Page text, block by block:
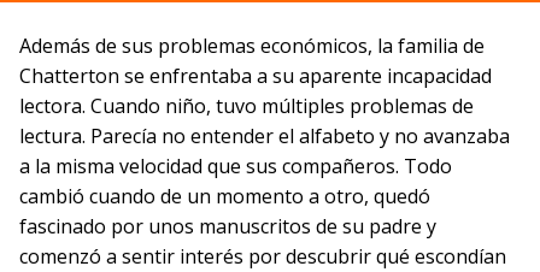
Además de sus problemas económicos, la familia de
Chatterton se enfrentaba a su aparente incapacidad
lectora. Cuando niño, tuvo múltiples problemas de
lectura. Parecía no entender el alfabeto y no avanzaba
a la misma velocidad que sus compañeros. Todo
cambió cuando de un momento a otro, quedó
fascinado por unos manuscritos de su padre y
comenzó a sentir interés por descubrir qué escondían